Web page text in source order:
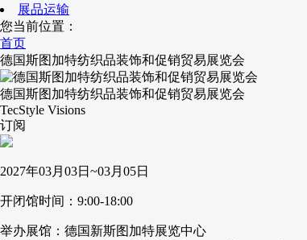
展品运输
您当前位置：
首页
德国斯图加特纺织品装饰和促销贸易展览会
德国斯图加特纺织品装饰和促销贸易展览会
TecStyle Visions
订阅
2027年03月03日~03月05日
开闭馆时间：9:00-18:00
举办展馆：德国新斯图加特展览中心